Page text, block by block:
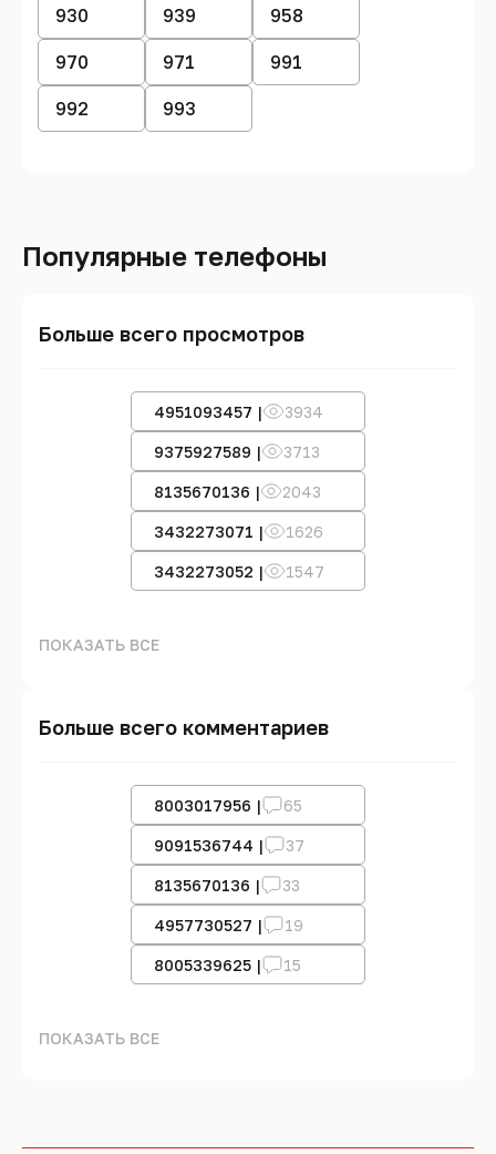
930 939 958
970 971 991
992 993
Популярные телефоны
Больше всего просмотров
4951093457 | 3934
9375927589 | 3713
8135670136 | 2043
3432273071 | 1626
3432273052 | 1547
ПОКАЗАТЬ ВСЕ
Больше всего комментариев
8003017956 | 65
9091536744 | 37
8135670136 | 33
4957730527 | 19
8005339625 | 15
ПОКАЗАТЬ ВСЕ